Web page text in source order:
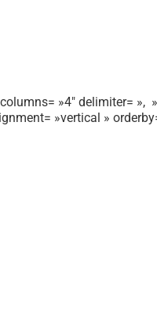
»4″ delimiter= »,
»vertical »